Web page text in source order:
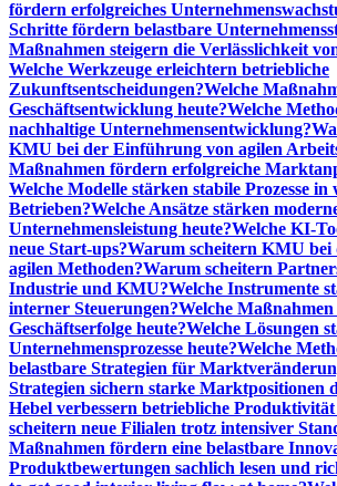
fördern erfolgreiches
Schritte fördern belastbare
Maßnahmen steigern die Verlässlichkeit
Welche Werkzeuge erleichtern betriebliche
Zukunftsentscheidungen?Welche
Geschäftsentwicklung heute?Welche
nachhaltige Unternehmensentwicklung?
KMU bei der Einführung von agilen
Maßnahmen fördern erfolgreiche
Welche Modelle stärken stabile Prozesse in
Betrieben?Welche Ansätze stärken
Unternehmensleistung heute?Welche KI-
neue Start-ups?Warum scheitern KMU
agilen Methoden?Warum scheitern
Industrie und KMU?Welche Instrumente
interner Steuerungen?Welche
Geschäftserfolge heute?Welche Lösungen
Unternehmensprozesse heute?Welche
belastbare Strategien für
Strategien sichern starke Marktpositionen
Hebel verbessern betriebliche
scheitern neue Filialen trotz intensiver
Maßnahmen fördern eine belastbare
Produktbewertungen sachlich lesen und